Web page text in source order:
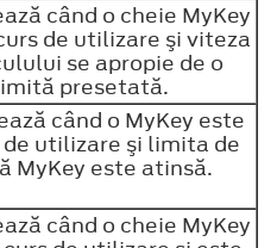
când o cheie MyKey
de utilizare şi viteza
se apropie de o
presetată.
când o MyKey este
de utilizare şi limita de
MyKey este atinsă.
când o cheie MyKey